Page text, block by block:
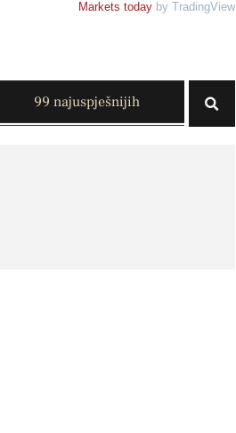
Markets today by TradingView
99 najuspješnijih